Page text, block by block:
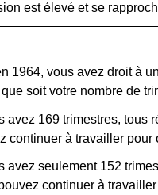
est élevé et se
1964, vous avez droit à
soit votre nombre de
avez 169 trimestres, tous
continuer à travailler pour
avez seulement 152
continuer à